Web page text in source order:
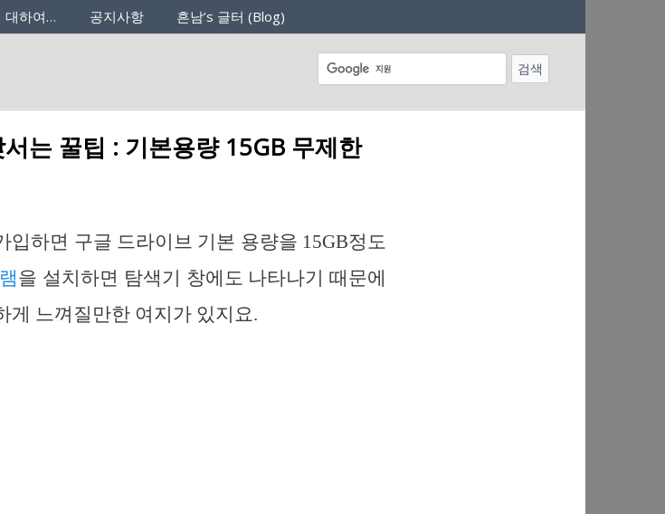
대하여… 공지사항 흔남’s 글터 (Blog)
는 꿀팁 : 기본용량 15GB 무제한
입하면 구글 드라이브 기본 용량을 15GB정도
을 설치하면 탐색기 창에도 나타나기 때문에
게 느껴질만한 여지가 있지요.